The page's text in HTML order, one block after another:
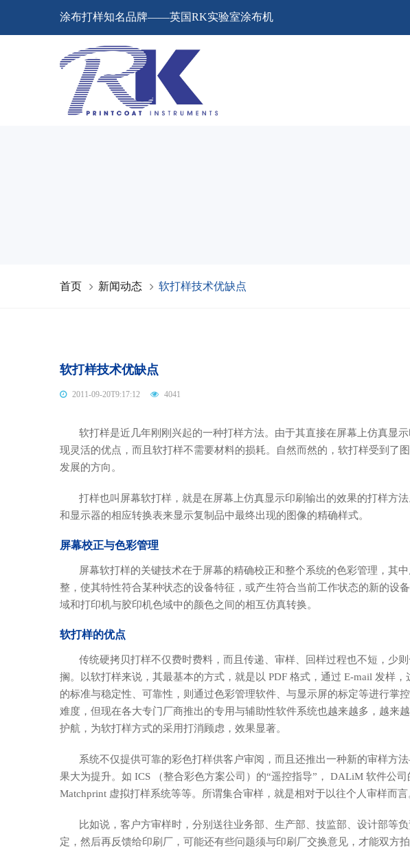
涂布打样知名品牌——英国RK实验室涂布机
首页 新闻动态 软打样技术优缺点
软打样技术优缺点
2011-09-20T9:17:12 4041
软打样是近几年刚刚兴起的一种打样方法。由于其直接在屏幕上仿真显示
现灵活的优点，而且软打样不需要材料的损耗。自然而然的，软打样受到了
发展的方向。
打样也叫屏幕软打样，就是在屏幕上仿真显示印刷输出的效果的打样方法
和显示器的相应转换表来显示复制品中最终出现的图像的精确样式。
屏幕校正与色彩管理
屏幕软打样的关键技术在于屏幕的精确校正和整个系统的色彩管理，其中
整，使其特性符合某种状态的设备特征，或产生符合当前工作状态的新的设
域和打印机与胶印机色域中的颜色之间的相互仿真转换。
软打样的优点
传统硬拷贝打样不仅费时费料，而且传递、审样、回样过程也不短，少则
搁。以软打样来说，其最基本的方式，就是以 PDF 格式，通过 E-mail 发样
的标准与稳定性、可靠性，则通过色彩管理软件、与显示屏的标定等进行掌
难度，但现在各大专门厂商推出的专用与辅助性软件系统也越来越多，越来
护航，为软打样方式的采用打消顾虑，效果显著。
系统不仅提供可靠的彩色打样供客户审阅，而且还推出一种新的审样方
果大为提升。如 ICS （整合彩色方案公司）的“遥控指导”， DALiM 软件公
Matchprint 虚拟打样系统等等。所谓集合审样，就是相对于以往个人审样而言
比如说，客户方审样时，分别送往业务部、生产部、技监部、设计部等负
定，然后再反馈给印刷厂，可能还有些问题须与印刷厂交换意见，才能双方